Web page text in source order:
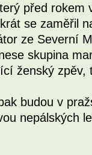
před rokem
se zaměřil
ze Severní
skupina
ženský
budou v
nepálských